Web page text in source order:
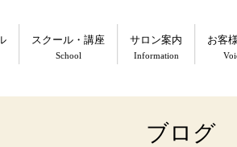
スクール・講座
School
サロン案内
Information
お客
ブログ